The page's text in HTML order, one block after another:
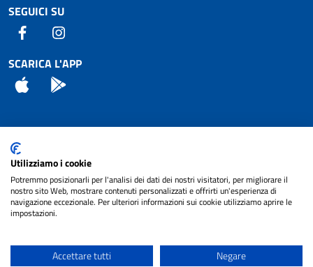
SEGUICI SU
Facebook
SCARICA L'APP
App Store
Attuazione Misure PNRR
Piano di miglioramento del sito
Note legali
cura diNET SMART
Utilizziamo i cookie
Potremmo posizionarli per l'analisi dei dati dei nostri visitatori, per migliorare il
nostro sito Web, mostrare contenuti personalizzati e offrirti un'esperienza di
navigazione eccezionale. Per ulteriori informazioni sui cookie utilizziamo aprire le
impostazioni.
Accettare tutti Negare